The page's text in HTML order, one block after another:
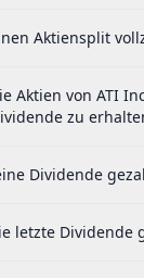
Aktiensplit
Aktien von ATI
zu
Dividende
letzte Dividende